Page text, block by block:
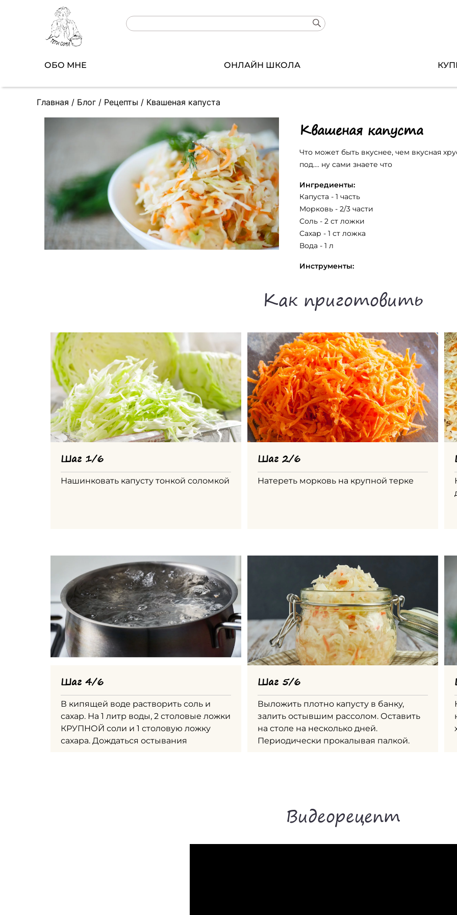
ОБО МНЕ ОНЛАЙН ШКОЛА
Главная / Блог / Рецепты / Квашеная капуста
Квашеная капуста
Что может быть вкуснее, чем вкусная
под.... ну сами знаете что
Ингредиенты:
Капуста - 1 часть
Морковь - 2/3 части
Соль - 2 ст ложки
Сахар - 1 ст ложка
Вода - 1 л
Инструменты:
Как приготовить
Шаг 1/6
Нашинковать капусту тонкой соломкой
Шаг 2/6
Натереть морковь на крупной терке
Шаг 4/6
В кипящей воде растворить соль и
сахар. На 1 литр воды, 2 столовые ложки
КРУПНОЙ соли и 1 столовую ложку
сахара. Дождаться остывания
Шаг 5/6
Выложить плотно капусту в банку,
залить остывшим рассолом. Оставить
на столе на несколько дней.
Периодически прокалывая палкой.
Видеорецепт